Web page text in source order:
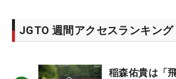
JGTO 週間アクセスランキング
稲森佑貴は「